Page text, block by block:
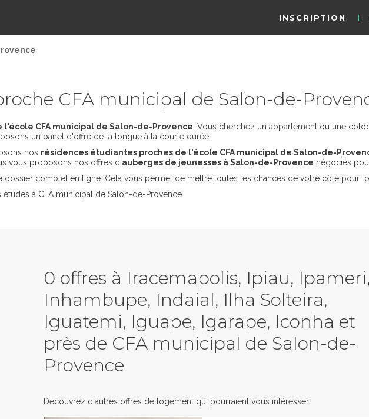
INSCRIPTION
CFA municipal de Salon-de-
CFA municipal de Salon-de-Provence . Vous cherchez un appartement ou une
un panel d'offre de la longue à la courte durée.
nos résidences étudiantes proches de l'école CFA municipal de Salon-de-
vous proposons nos offres d'auberges de jeunesses à Salon-de-Provence négociés
complet en ligne. Cela vous permet de mettre toutes les chances de votre côté pour
à CFA municipal de Salon-de-Provence.
0 offres à Iracemapolis, Ipiau, Ipameri,
Inhambupe, Indaial, Ilha Solteira,
Iguatemi, Iguape, Igarape, Iconha et
près de CFA municipal de Salon-de-
Provence
Découvrez d'autres offres de logement qui pourraient vous intéresser.